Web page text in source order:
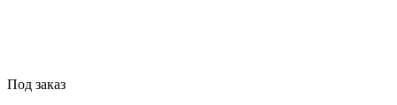
Под заказ